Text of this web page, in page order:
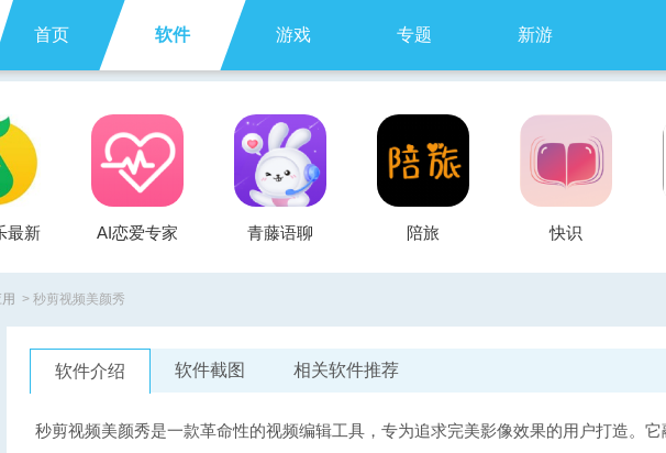
首页 软件 游戏 专题 新游
最新
AI恋爱专家 青藤语聊 陪旅 快识
> 秒剪视频美颜秀
软件介绍 软件截图 相关软件推荐
秒剪视频美颜秀是一款革命性的视频编辑工具，专为追求完美影像效果的用户打造。它